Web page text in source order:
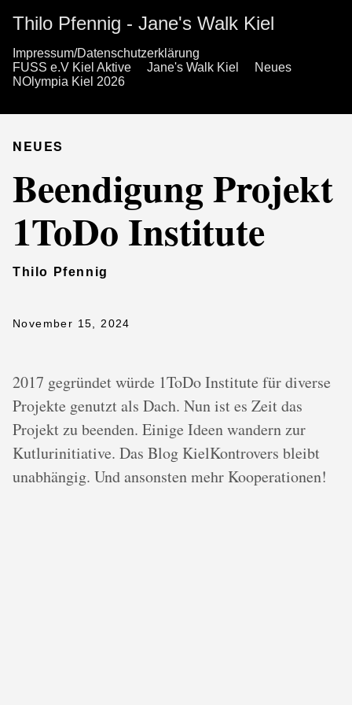
Thilo Pfennig - Jane's Walk Kiel
Impressum/Datenschutzerklärung
FUSS e.V Kiel Aktive
Jane's Walk Kiel
Neues
NOlympia Kiel 2026
NEUES
Beendigung Projekt
1ToDo Institute
Thilo Pfennig
November 15, 2024
2017 gegründet würde 1ToDo Institute für diverse
Projekte genutzt als Dach. Nun ist es Zeit das
Projekt zu beenden. Einige Ideen wandern zur
Kutlurinitiative. Das Blog KielKontrovers bleibt
unabhängig. Und ansonsten mehr Kooperationen!